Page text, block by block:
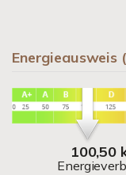
Energieausweis
100,50